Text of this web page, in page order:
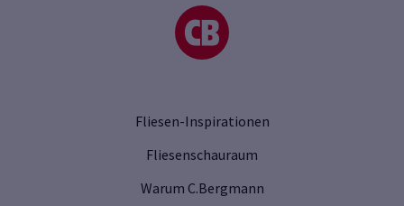
Fliesen-Inspirationen
Fliesenschauraum
Warum C.Bergmann